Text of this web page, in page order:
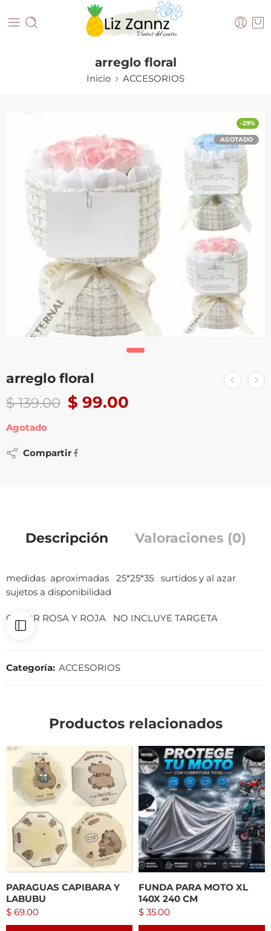
arreglo floral
Inicio ACCESORIOS
-29%
AGOTADO
arreglo floral
$139.00 $ 99.00
Agotado
Compartir
Descripción Valoraciones (0)
medidas aproximadas 25*25*35 surtidos y al azar
sujetos a disponibilidad
COLOR ROSA Y ROJA NO INCLUYE TARGETA
Categoría: ACCESORIOS
Productos relacionados
PARAGUAS CAPIBARA Y
LABUBU
$ 69.00
FUNDA PARA MOTO XL
140X 240 CM
$ 35.00